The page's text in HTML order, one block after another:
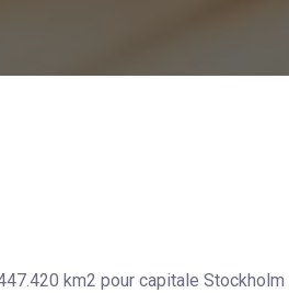
km2 pour capitale Stockholm